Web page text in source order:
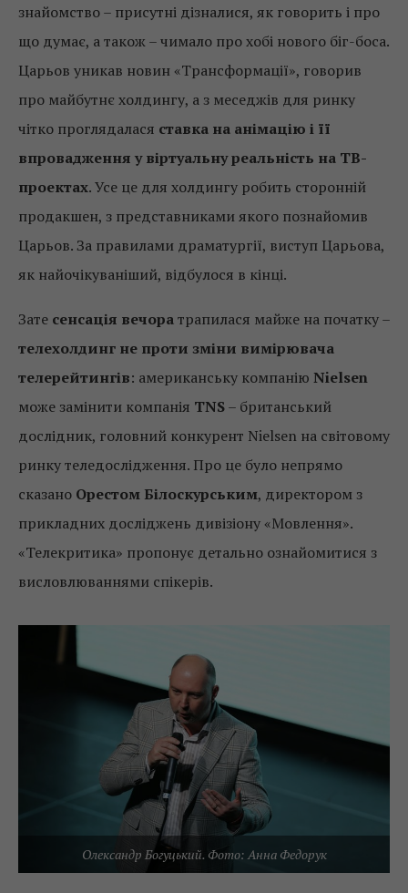
знайомство – присутні дізналися, як говорить і про
що думає, а також – чимало про хобі нового біг-боса.
Царьов уникав новин «Трансформації», говорив
про майбутнє холдингу, а з меседжів для ринку
чітко проглядалася ставка на анімацію і її
впровадження у віртуальну реальність на ТВ-
проектах. Усе це для холдингу робить сторонній
продакшен, з представниками якого познайомив
Царьов. За правилами драматургії, виступ Царьова,
як найочікуваніший, відбулося в кінці.
Зате сенсація вечоратрапилася майже на початку –
телехолдинг не проти зміни вимірювача
телерейтингів: американську компанію Nielsen
може замінити компанія TNS– британський
дослідник, головний конкурент Nielsen на світовому
ринку теледослідження. Про це було непрямо
сказано Орестом Білоскурським, директором з
прикладних досліджень дивізіону «Мовлення».
«Телекритика» пропонує детально ознайомитися з
висловлюваннями спікерів.
Олександр Богуцький. Фото: Анна Федорук